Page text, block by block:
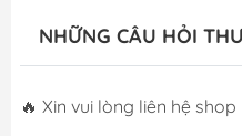
NHỮNG CÂU HỎI
🔥 Xin vui lòng liên hệ